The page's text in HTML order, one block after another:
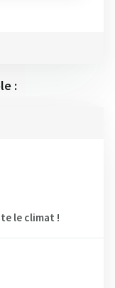
:
le climat !